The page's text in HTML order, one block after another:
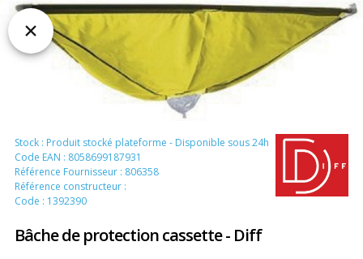
Stock : Produit stocké plateforme - Disponible sous 24h
Code EAN : 8058699187931
Référence Fournisseur : 806358
Référence constructeur :
Code : 1392390
Bâche de protection cassette - Diff